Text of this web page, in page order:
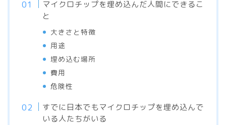
マイクロチップを埋め込んだ人間にできるこ
と
大きさと特徴
用途
埋め込む場所
費用
危険性
すでに日本でもマイクロチップを埋め込んで
いる人たちがいる